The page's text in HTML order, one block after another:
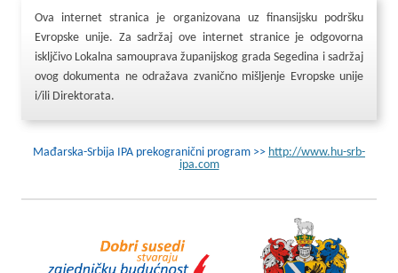
Ova internet stranica je organizovana uz finansijsku podršku
Evropske unije. Za sadržaj ove internet stranice je odgovorna
iskljčivo Lokalna samouprava županijskog grada Segedina i sadržaj
ovog dokumenta ne odražava zvanično mišljenje Evropske unije
i/ili Direktorata.
Mađarska-Srbija IPA prekogranični program >> http://www.hu-srb-
ipa.com